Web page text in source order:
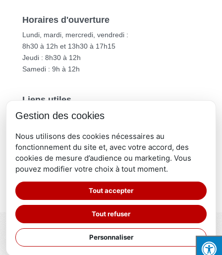
Horaires d'ouverture
Lundi, mardi, mercredi, vendredi :
8h30 à 12h et 13h30 à 17h15
Jeudi : 8h30 à 12h
Samedi : 9h à 12h
Liens utiles
Vichy Communauté
Région Auvergne-Rhône-Alpes
© Mairie de Creuzier le Vieux |Contact|Plan du site|
| Site réalisé par l'
Vichy ⚷
Gestion des cookies
Nous utilisons des cookies nécessaires au
fonctionnement du site et, avec votre accord, des
cookies de mesure d’audience ou marketing. Vous
pouvez modifier votre choix à tout moment.
Tout accepter
Tout refuser
Personnaliser